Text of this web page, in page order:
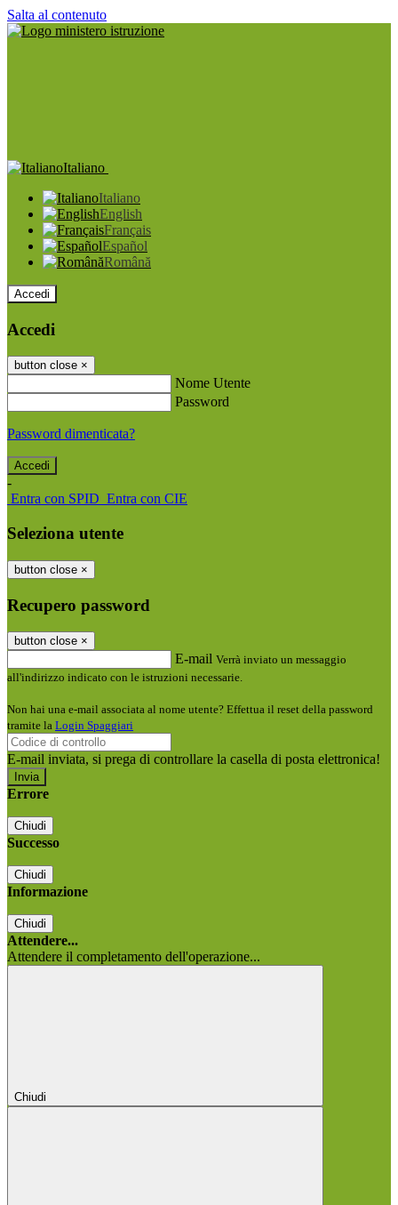
Salta al contenuto
Italiano
Italiano
English
Français
Español
Română
Accedi
Accedi
button close ×
Nome Utente
Password
Password dimenticata?
-
Entra con SPID Entra con CIE
Seleziona utente
button close ×
Recupero password
button close ×
E-mail Verrà inviato un messaggio
all'indirizzo indicato con le istruzioni necessarie.
Non hai una e-mail associata al nome utente? Effettua il reset della password
tramite la Login Spaggiari
E-mail inviata, si prega di controllare la casella di posta elettronica!
Errore
Chiudi
Successo
Chiudi
Informazione
Chiudi
Attendere...
Attendere il completamento dell'operazione...
Chiudi